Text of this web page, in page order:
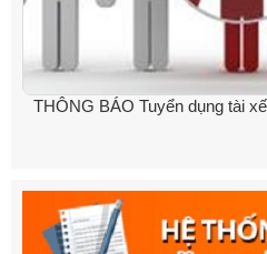
THÔNG BÁO Tuyển dụng tài